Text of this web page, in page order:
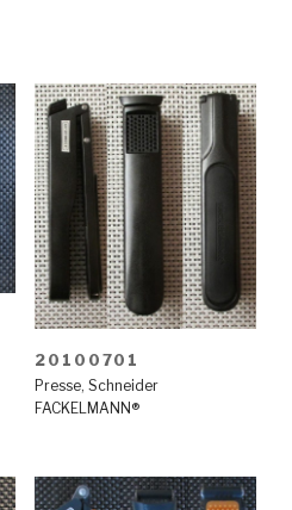
20100701
Presse, Schneider
FACKELMANN®